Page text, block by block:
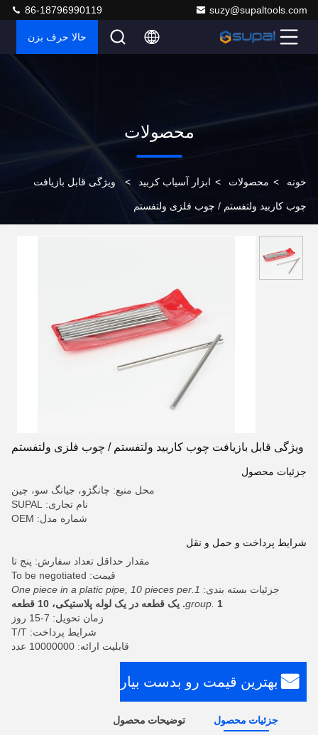
suzy@supaltools.com
86-18796990119
حالا حرف بزن
محصولات
خونه > محصولات > ابزار آسیاب کربید > ویژگی قابل بازیافت
چوب کاربید ولتفستم / چوب فلزی ولتفستم
ویژگی قابل بازیافت چوب کاربید ولتفستم / چوب فلزی ولتفستم
جزئیات محصول
محل منبع: چانگژو، جیانگ سو، چین
نام تجاری: SUPAL
شماره مدل: OEM
شرایط پرداخت و حمل و نقل
مقدار حداقل تعداد سفارش: پنج تا
قیمت: To be negotiated
جزئیات بسته بندی:
1.One piece in a platic pipe, 10 pieces per
group. 1. یک قطعه در یک لوله پلاستیکی، 10 قطعه
زمان تحویل: 7-15 روز
شرایط پرداخت: T/T
قابلیت ارائه: 10000000 عدد
بهترین قیمت رو بدست بیار
جزئیات محصول توضیحات محصول